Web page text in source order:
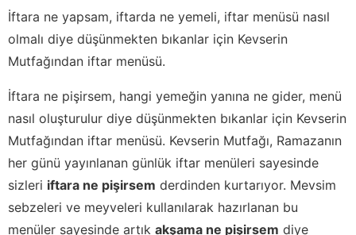
İftara ne yapsam, iftarda ne yemeli, iftar menüsü nasıl
olmalı diye düşünmekten bıkanlar için Kevserin
Mutfağından iftar menüsü.
İftara ne pişirsem, hangi yemeğin yanına ne gider, menü
nasıl oluşturulur diye düşünmekten bıkanlar için Kevserin
Mutfağından iftar menüsü. Kevserin Mutfağı, Ramazanın
her günü yayınlanan günlük iftar menüleri sayesinde
sizleri iftara ne pişirsem derdinden kurtarıyor. Mevsim
sebzeleri ve meyveleri kullanılarak hazırlanan bu
menüler sayesinde artık akşama ne pişirsem diye